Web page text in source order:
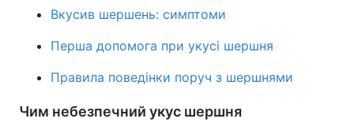
Вкусив шершень: симптоми
Перша допомога при укусі шершня
Правила поведінки поруч з шершнями
Чим небезпечний укус шершня